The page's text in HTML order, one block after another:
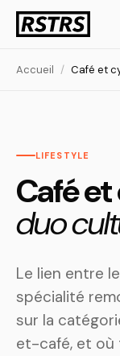
Accueil / Café et
LIFESTYLE
Café
duo
Le lien entre
spécialité
sur la
et-café, et où